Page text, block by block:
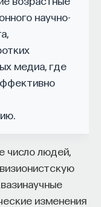
научно-
медиа, где
число людей,
изменения
что
и логично
важный
человек
И получается,
а как